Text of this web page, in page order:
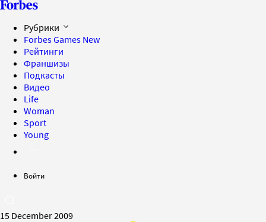
Рубрики
Forbes Games New
Рейтинги
Франшизы
Подкасты
Видео
Life
Woman
Sport
Young
Войти
15 December 2009